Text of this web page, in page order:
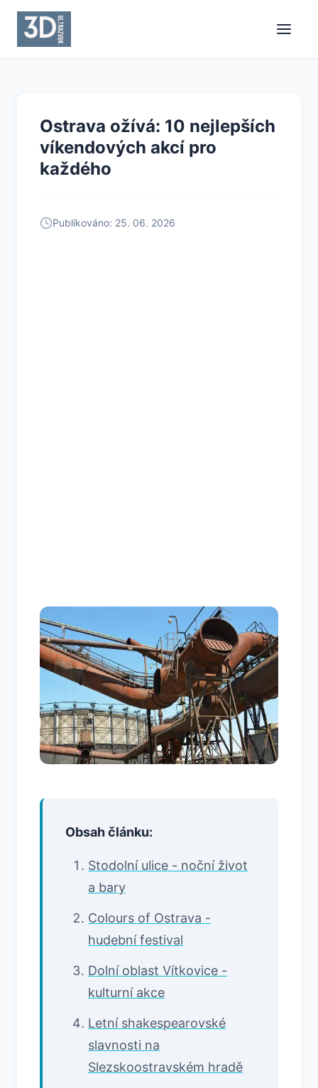
Ostrava ožívá: 10 nejlepších
víkendových akcí pro
každého
Publikováno: 25. 06. 2026
Obsah článku:
Stodolní ulice - noční život
a bary
Colours of Ostrava -
hudební festival
Dolní oblast Vítkovice -
kulturní akce
Letní shakespearovské
slavnosti na
Slezskoostravském hradě